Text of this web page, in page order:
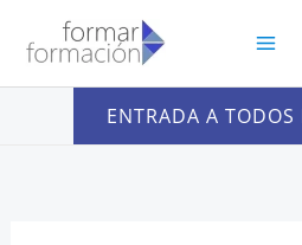
contenido
ENTRADA A TODOS